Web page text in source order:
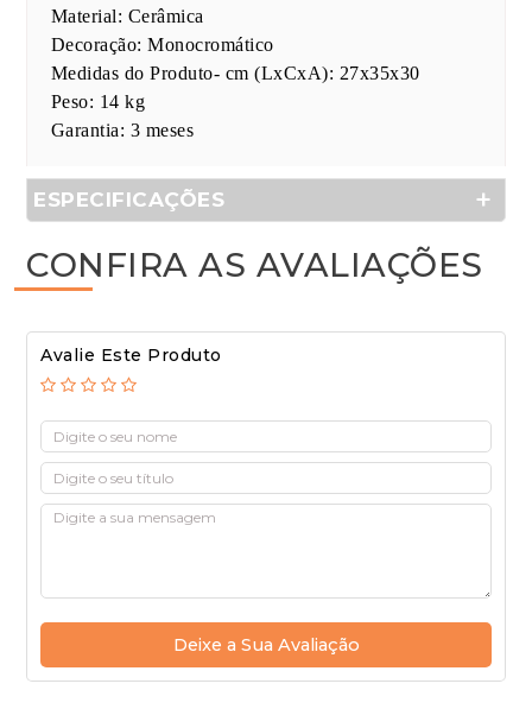
Material: Cerâmica
Decoração: Monocromático
Medidas do Produto- cm (LxCxA): 27x35x30
Peso: 14 kg
Garantia: 3 meses
ESPECIFICAÇÕES
CONFIRA AS AVALIAÇÕES
Avalie Este Produto
Deixe a Sua Avaliação